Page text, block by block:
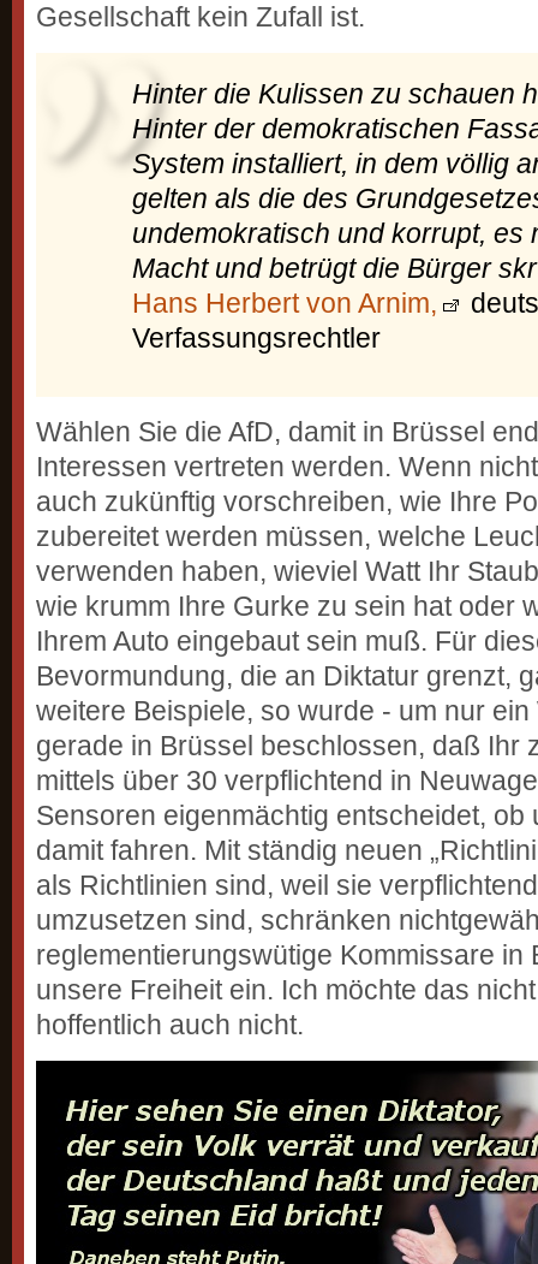
Gesellschaft kein Zufall ist.
Hinter die Kulissen zu schauen
Hinter der demokratischen
System installiert, in dem völlig
gelten als die des
undemokratisch und korrupt, es
Macht und betrügt die Bürger
Hans Herbert von Arnim,
Verfassungsrechtler
Wählen Sie die AfD, damit in Brüssel
Interessen vertreten werden. Wenn
auch zukünftig vorschreiben, wie Ihre
zubereitet werden müssen, welche
verwenden haben, wieviel Watt Ihr
wie krumm Ihre Gurke zu sein hat oder
Ihrem Auto eingebaut sein muß. Für
Bevormundung, die an Diktatur grenzt,
weitere Beispiele, so wurde - um nur
gerade in Brüssel beschlossen, daß Ihr
mittels über 30 verpflichtend in
Sensoren eigenmächtig entscheidet, ob
damit fahren. Mit ständig neuen
als Richtlinien sind, weil sie
umzusetzen sind, schränken
reglementierungswütige Kommissare in
unsere Freiheit ein. Ich möchte das
hoffentlich auch nicht.